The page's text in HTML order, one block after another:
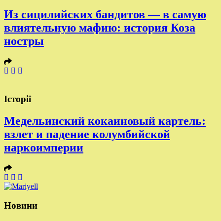
Из сицилийских бандитов — в самую
влиятельную мафию: история Коза
ностры
Історії
Медельинский кокаиновый картель:
взлет и падение колумбийской
наркоимперии
Новини